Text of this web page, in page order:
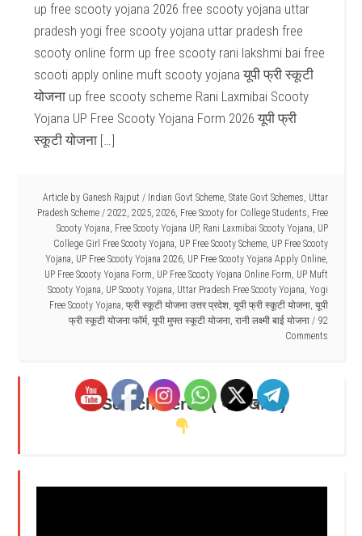
up free scooty yojana 2026 free scooty yojana uttar
pradesh yogi free scooty yojana uttar pradesh free
scooty online form up free scooty rani lakshmi bai free
scooti apply online muft scooty yojana यूपी फ्री स्कूटी
योजना up free scooty scheme Rani Laxmibai Scooty
Yojana UP Free Scooty Yojana Form 2026 यूपी फ्री
स्कूटी योजना […]
Article by Ganesh Rajput / Indian Govt Scheme, State Govt Schemes, Uttar
Pradesh Scheme / 2022, 2025, 2026, Free Scooty for College Students, Free
Scooty Yojana, Free Scooty Yojana UP, Rani Laxmibai Scooty Yojana, UP
College Girl Free Scooty Yojana, UP Free Scooty Scheme, UP Free Scooty
Yojana, UP Free Scooty Yojana 2026, UP Free Scooty Yojana Apply Online,
UP Free Scooty Yojana Form, UP Free Scooty Yojana Online Form, UP Muft
Scooty Yojana, UP Scooty Yojana, Uttar Pradesh Free Scooty Yojana, Yogi
Free Scooty Yojana, फ्री स्कूटी योजना उत्तर प्रदेश, यूपी फ्री स्कूटी योजना, यूपी
फ्री स्कूटी योजना फॉर्म, यूपी मुफ्त स्कूटी योजना, रानी लक्ष्मी बाई योजना
92
Comments
Search Here - ( यहाँ खोजें )